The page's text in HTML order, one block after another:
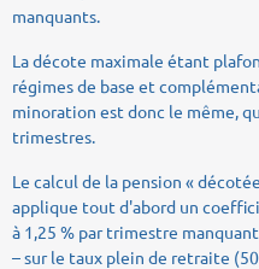
manquants.
La décote maximale étant
régimes de base et
minoration est donc le même,
trimestres.
Le calcul de la pension «
applique tout d'abord un
à 1,25 % par trimestre
– sur le taux plein de retraite